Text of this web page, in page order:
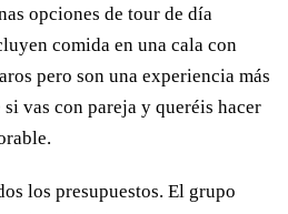
opciones de tour de día
comida en una cala con
pero son una experiencia más
vas con pareja y queréis hacer
los presupuestos. El grupo